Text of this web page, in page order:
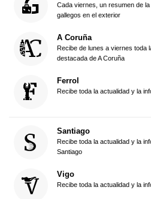
Cada viernes, un resumen de
gallegos en el exterior
A Coruña
Recibe de lunes a viernes toda
destacada de A Coruña
Ferrol
Recibe toda la actualidad y la
Santiago
Recibe toda la actualidad y la
Santiago
Vigo
Recibe toda la actualidad y la